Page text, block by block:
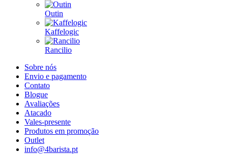
Outin
Kaffelogic
Rancilio
Sobre nós
Envio e pagamento
Contato
Blogue
Avaliações
Atacado
Vales-presente
Produtos em promoção
Outlet
info@4barista.pt